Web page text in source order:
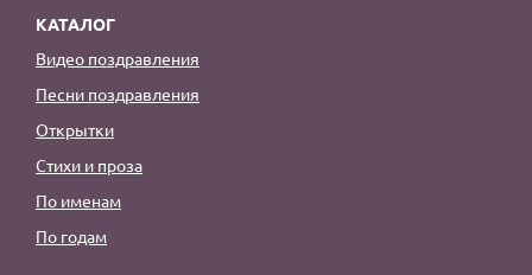
КАТАЛОГ
Видео поздравления
Песни поздравления
Открытки
Стихи и проза
По именам
По годам